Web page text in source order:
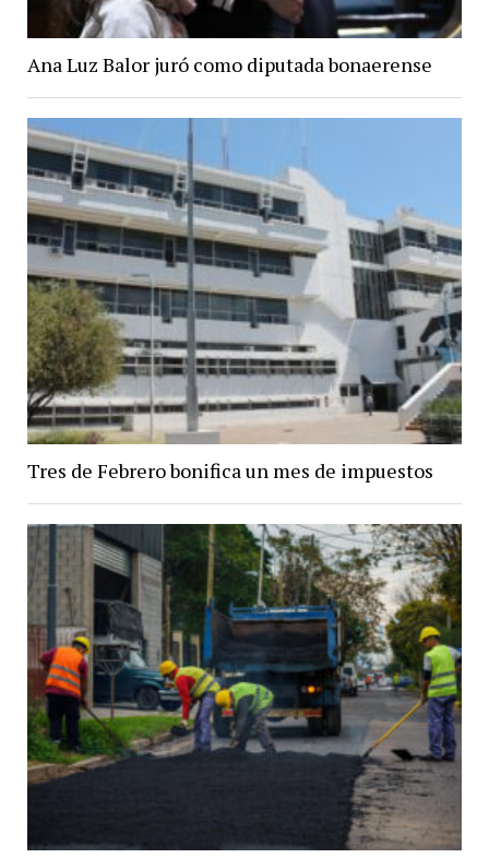
Ana Luz Balor juró como diputada bonaerense
Tres de Febrero bonifica un mes de impuestos